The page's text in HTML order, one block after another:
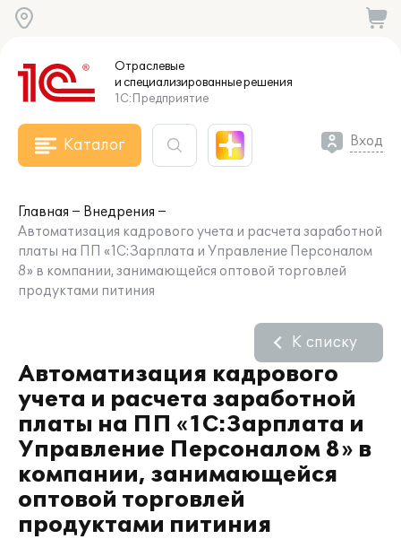
Отраслевые
и специализированныерешения
1С:Предприятие
Каталог Вход
Главная
Внедрения
Автоматизация кадрового учета и расчета заработной
платы на ПП «1С:Зарплата и Управление Персоналом
8» в компании, занимающейся оптовой торговлей
продуктами питиния
Автоматизация кадрового
учета и расчета заработной
платы на ПП «1С:Зарплата и
Управление Персоналом 8» в
компании, занимающейся
оптовой торговлей
продуктами питиния
К списку